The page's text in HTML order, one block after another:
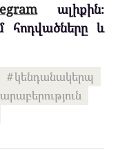
ալիքին։
հոդվածները և
կենդանակերպ